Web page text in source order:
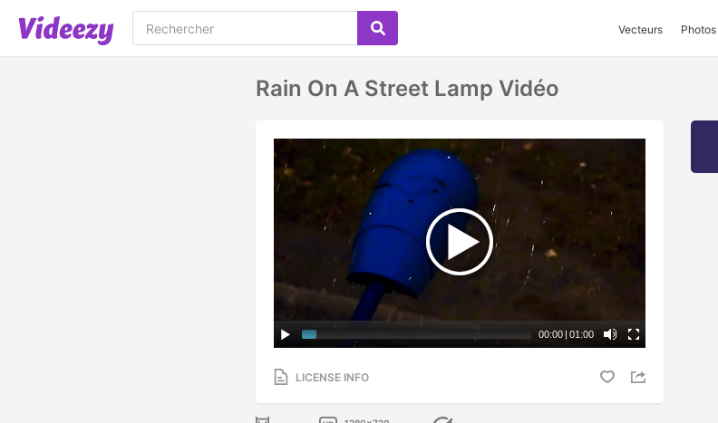
Vecteurs Photos
Rain On A Street Lamp Vidéo
00:00 | 01:00
LICENSE INFO